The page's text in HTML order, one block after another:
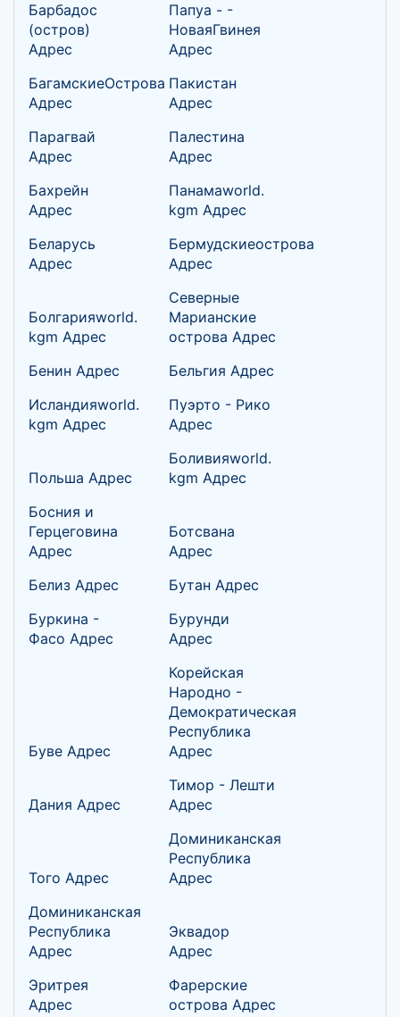
Барбадос
(остров)
Адрес
Папуа - -
НоваяГвинея
Адрес
БагамскиеОстрова
Адрес
Пакистан
Адрес
Парагвай
Адрес
Палестина
Адрес
Бахрейн
Адрес
Панамаworld.
kgm Адрес
Беларусь
Адрес
Бермудскиеострова
Адрес
Болгарияworld.
kgm Адрес
Северные
Марианские
острова Адрес
Бенин Адрес
Бельгия Адрес
Исландияworld.
kgm Адрес
Пуэрто - Рико
Адрес
Польша Адрес
Боливияworld.
kgm Адрес
Босния и
Герцеговина
Адрес
Ботсвана
Адрес
Белиз Адрес
Бутан Адрес
Буркина -
Фасо Адрес
Бурунди
Адрес
Буве Адрес
Корейская
Народно -
Демократическая
Республика
Адрес
Дания Адрес
Тимор - Лешти
Адрес
Того Адрес
Доминиканская
Республика
Адрес
Доминиканская
Республика
Адрес
Эквадор
Адрес
Эритрея
Адрес
Фарерские
острова Адрес